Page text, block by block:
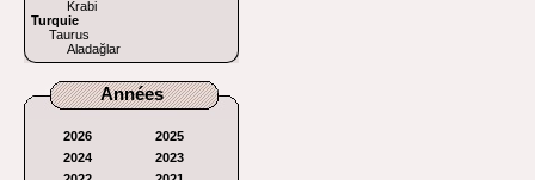
Krabi
Turquie
Taurus
Aladağlar
Années
2026
2025
2024
2023